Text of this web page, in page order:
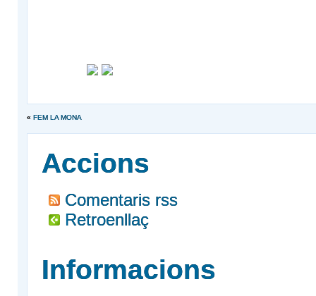
« FEM LA MONA
Accions
Comentaris rss
Retroenllaç
Informacions